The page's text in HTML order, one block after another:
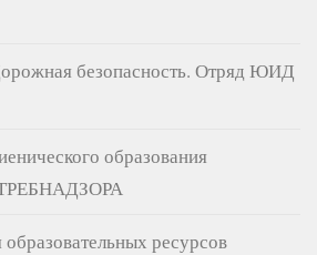
безопасность. Отряд ЮИД
образования
ресурсов